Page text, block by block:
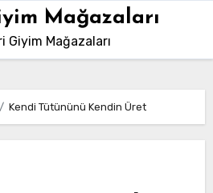
Mağazaları
Giyim Mağazaları
Kendi Tütününü Kendin Üret